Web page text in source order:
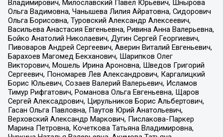
Владимирович, Милославский Павел Юрьевич, Шнырова
Ольга Вадимовна, Чанышева Лилия Айратовна, Сидорович
Ольга Борисовна, Туровский Александр Алексеевич,
Васильева Анастасия Евгеньевна, Ривина Анна Валерьевна,
Бойко Анатолий Николаевич, Дугин Сергей Георгиевич,
Пивоваров Андрей Сергеевич, Аверин Виталий Евгеньевич,
Барахоев Магомед Бекханович, Шарипков Олег
Викторович, Мошель Ирина Ароновна, Шведов Григорий
Сергеевич, Пономарев Лев Александрович, Каргалицкий
Борис Юльевич, Созаев Валерий Валерьевич, Исламов
Тимур Рифгатович, Романова Ольга Евгеньевна, Щаров
Сергей Алексадрович, Цирульников Борис Альбертович,
Гасан Ольга Павловна, Паутов Юрий Анатольевич,
Верховский Александр Маркович, Пислакова-Паркер
Марина Петровна, Кочеткова Татьяна Владимировна,